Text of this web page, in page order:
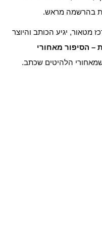
בהרשמה מראש.
– הסיפור מאחורי
הלהיטים שכתב.